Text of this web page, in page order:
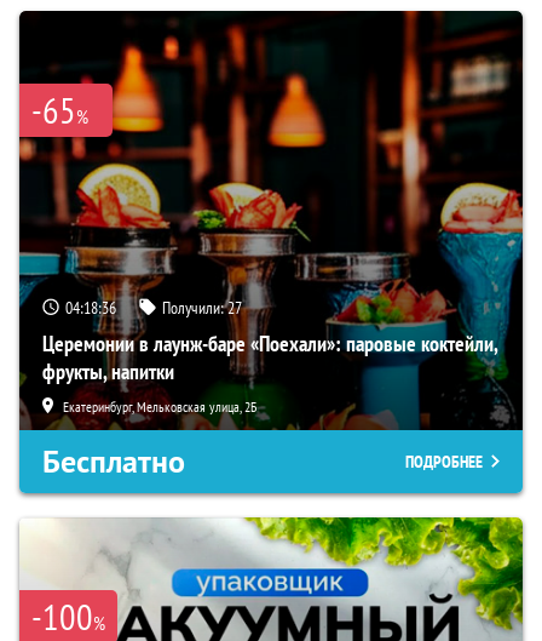
-65%
04:18:35 Получили:27
Церемонии в лаунж-баре «Поехали»: паровые коктейли,
фрукты, напитки
Екатеринбург, Мельковская улица, 2Б
Бесплатно ПОДРОБНЕЕ
-100%